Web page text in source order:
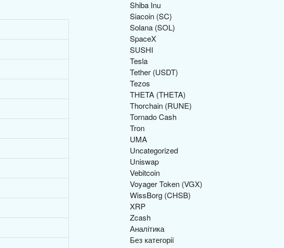
Shiba Inu
Siacoin (SC)
Solana (SOL)
SpaceX
SUSHI
Tesla
Tether (USDT)
Tezos
THETA (THETA)
Thorchain (RUNE)
Tornado Cash
Tron
UMA
Uncategorized
Uniswap
Vebitcoin
Voyager Token (VGX)
WissBorg (CHSB)
XRP
Zcash
Аналітика
Без категорії